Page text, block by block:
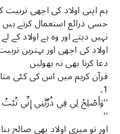
ہم اپنی اولاد کی اچھی
حسی ذرائع استعمال کرتے ہیں
نہیں دیتے اور وہ ہے اولاد کے
اولاد کی اچھی اور بہترین
دعا کرنا بھی نہ بھولیں
قرآن کریم میں اس کی کئی
1۔
''وَأَصْلِحْ لِي فِي ذُرِّيَّتِي إِنِّي
''
اور تو میری اولاد بھی صالح